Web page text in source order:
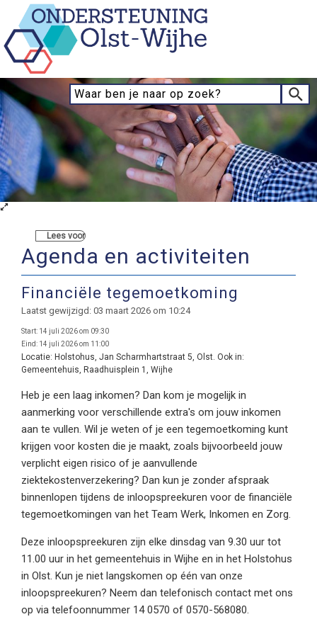
Lees voor
Agenda en activiteiten
Financiële tegemoetkoming
Laatst gewijzigd: 03 maart 2026 om 10:24
Start: 14 juli 2026 om 09:30
Eind: 14 juli 2026 om 11:00
Locatie: Holstohus, Jan Scharmhartstraat 5, Olst. Ook in:
Gemeentehuis, Raadhuisplein 1, Wijhe
Heb je een laag inkomen? Dan kom je mogelijk in
aanmerking voor verschillende extra's om jouw inkomen
aan te vullen. Wil je weten of je een tegemoetkoming kunt
krijgen voor kosten die je maakt, zoals bijvoorbeeld jouw
verplicht eigen risico of je aanvullende
ziektekostenverzekering? Dan kun je zonder afspraak
binnenlopen tijdens de inloopspreekuren voor de financiële
tegemoetkomingen van het Team Werk, Inkomen en Zorg.
Deze inloopspreekuren zijn elke dinsdag van 9.30 uur tot
11.00 uur in het gemeentehuis in Wijhe en in het Holstohus
in Olst. Kun je niet langskomen op één van onze
inloopspreekuren? Neem dan telefonisch contact met ons
op via telefoonnummer 14 0570 of 0570-568080.